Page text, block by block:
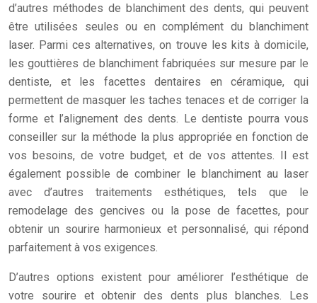
d’autres méthodes de blanchiment des dents, qui peuvent
être utilisées seules ou en complément du blanchiment
laser. Parmi ces alternatives, on trouve les kits à domicile,
les gouttières de blanchiment fabriquées sur mesure par le
dentiste, et les facettes dentaires en céramique, qui
permettent de masquer les taches tenaces et de corriger la
forme et l’alignement des dents. Le dentiste pourra vous
conseiller sur la méthode la plus appropriée en fonction de
vos besoins, de votre budget, et de vos attentes. Il est
également possible de combiner le blanchiment au laser
avec d’autres traitements esthétiques, tels que le
remodelage des gencives ou la pose de facettes, pour
obtenir un sourire harmonieux et personnalisé, qui répond
parfaitement à vos exigences.
D’autres options existent pour améliorer l’esthétique de
votre sourire et obtenir des dents plus blanches. Les